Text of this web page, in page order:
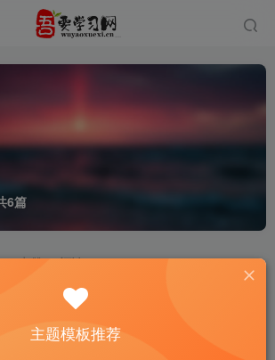
6篇
点赞 评论
Havoc：开源 C2 框架的新标杆，8.4K
主题模板推荐